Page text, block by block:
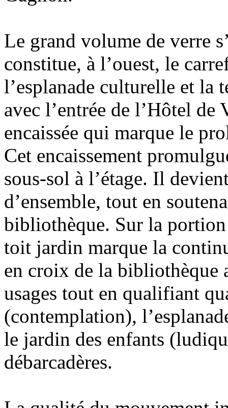
Le grand volume de verre
constitue, à l’ouest, le
l’esplanade culturelle et la
avec l’entrée de l’Hôtel
encaissée qui marque le
Cet encaissement
sous-sol à l’étage. Il
d’ensemble, tout en
bibliothèque. Sur la
toit jardin marque la
en croix de la bibliothèque
usages tout en qualifiant
(contemplation),
le jardin des enfants
débarcadères.